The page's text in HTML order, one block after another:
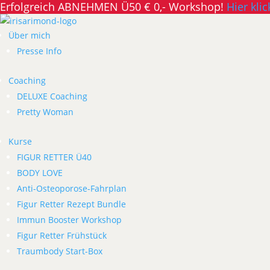
Erfolgreich ABNEHMEN Ü50 € 0,- Workshop! Hier
Über mich
Presse Info
Coaching
DELUXE Coaching
Pretty Woman
Kurse
FIGUR RETTER Ü40
BODY LOVE
Anti-Osteoporose-Fahrplan
Figur Retter Rezept Bundle
Immun Booster Workshop
Figur Retter Frühstück
Traumbody Start-Box